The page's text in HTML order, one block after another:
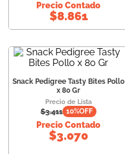
Precio Contado
$8.861
Snack Pedigree Tasty Bites Pollo
x 80 Gr
Precio de Lista
$3.411 10%OFF
Precio Contado
$3.070